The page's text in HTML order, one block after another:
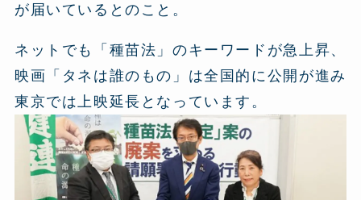
が届いているとのこと。
ネットでも「種苗法」のキーワードが急上昇、
映画「タネは誰のもの」は全国的に公開が進み
東京では上映延長となっています。